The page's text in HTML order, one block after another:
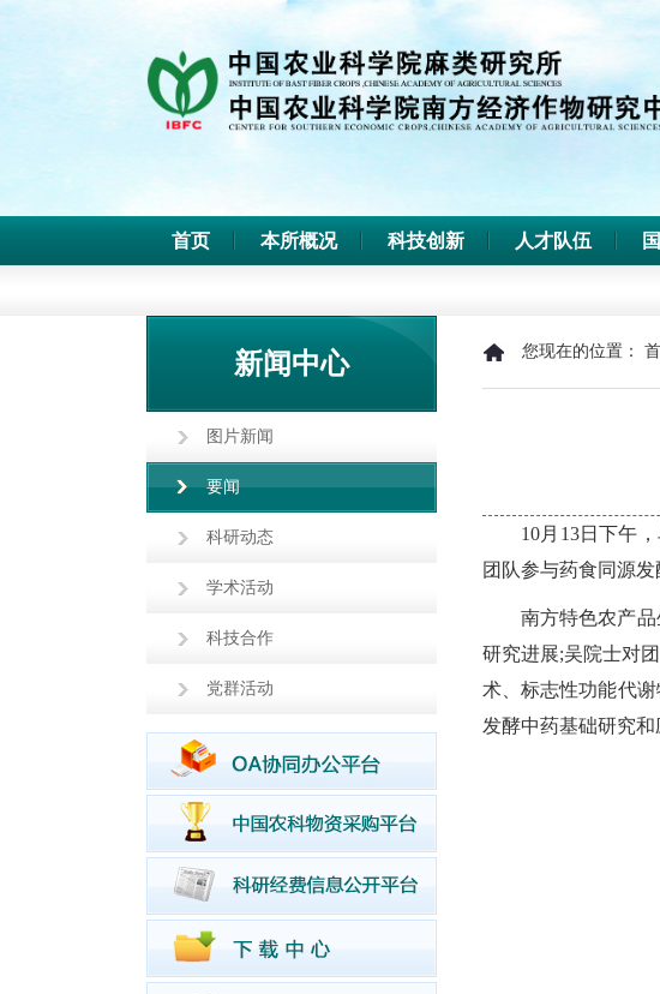
首页 本所概况 科技创新 人才队伍
新闻中心
图片新闻
要闻
科研动态
学术活动
科技合作
党群活动
您现在的位置：
10月13日下午
团队参与药食同源
南方特色农产
研究进展;吴院士对
术、标志性功能代
发酵中药基础研究和